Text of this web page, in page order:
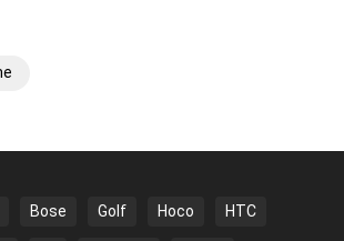
Bose Golf Hoco HTC